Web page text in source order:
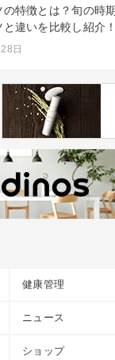
の特徴とは？旬の時
違いを比較し紹介！
日
健康管理
ニュース
ショップ